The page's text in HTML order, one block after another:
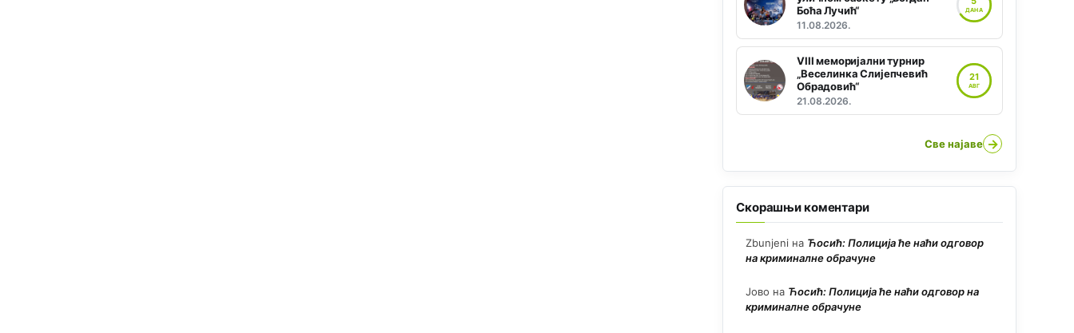
Боћа Лучић“
11.08.2026.
ДАНА
VIII меморијални турнир
„Веселинка Слијепчевић
Обрадовић“
21.08.2026.
21
АВГ
Све најаве →
Скорашњи коментари
Zbunjeni на Ћосић: Полиција ће наћи одговор
на криминалне обрачуне
Јово на Ћосић: Полиција ће наћи одговор на
криминалне обрачуне